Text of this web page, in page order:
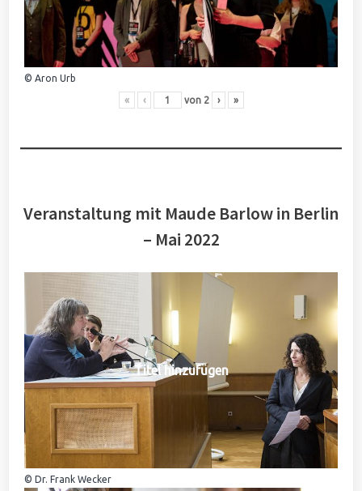
© Aron Urb
« ‹ von 2 › »
Veranstaltung mit Maude Barlow in Berlin
– Mai 2022
Titel hinzufügen
© Dr. Frank Wecker